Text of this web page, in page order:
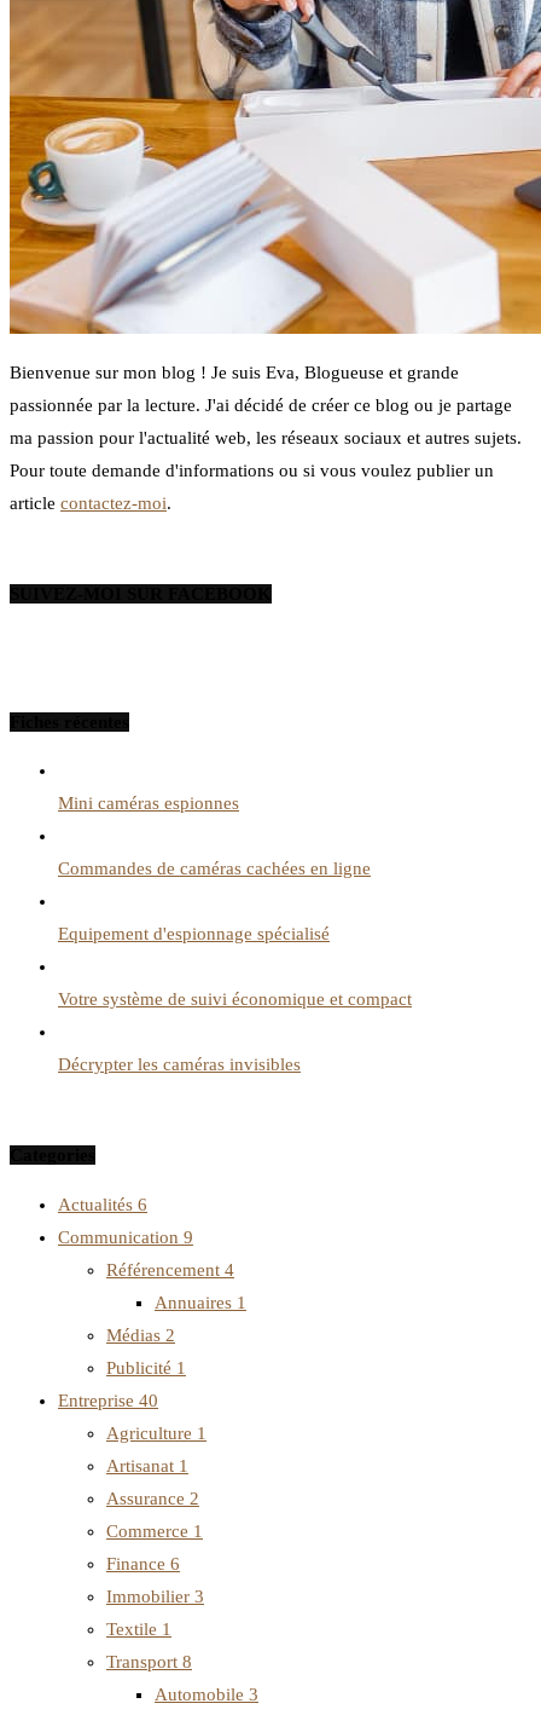
Bienvenue sur mon blog ! Je suis Eva, Blogueuse et grande
passionnée par la lecture. J'ai décidé de créer ce blog ou je partage
ma passion pour l'actualité web, les réseaux sociaux et autres sujets.
Pour toute demande d'informations ou si vous voulez publier un
article contactez-moi.
Mini caméras espionnes
Commandes de caméras cachées en ligne
Equipement d'espionnage spécialisé
Votre système de suivi économique et compact
Décrypter les caméras invisibles
Actualités 6
Communication 9
Référencement 4
Annuaires 1
Médias 2
Publicité 1
Entreprise 40
Agriculture 1
Artisanat 1
Assurance 2
Commerce 1
Finance 6
Immobilier 3
Textile 1
Transport 8
Automobile 3